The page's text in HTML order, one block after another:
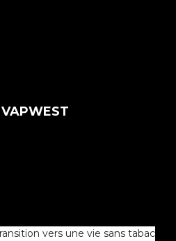
vers une vie sans tabac